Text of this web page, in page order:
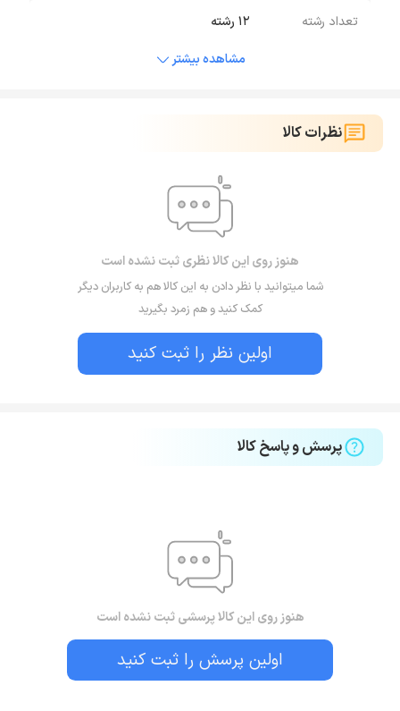
تعداد رشته
۱۲ رشته
مشاهده بیشتر
نظرات کالا
هنوز روی این کالا نظری ثبت نشده است
شما میتوانید با نظر دادن به این کالا هم به کاربران دیگر
کمک کنید و هم زمرد بگیرید
اولین نظر را ثبت کنید
پرسش و پاسخ کالا
هنوز روی این کالا پرسشی ثبت نشده است
اولین پرسش را ثبت کنید